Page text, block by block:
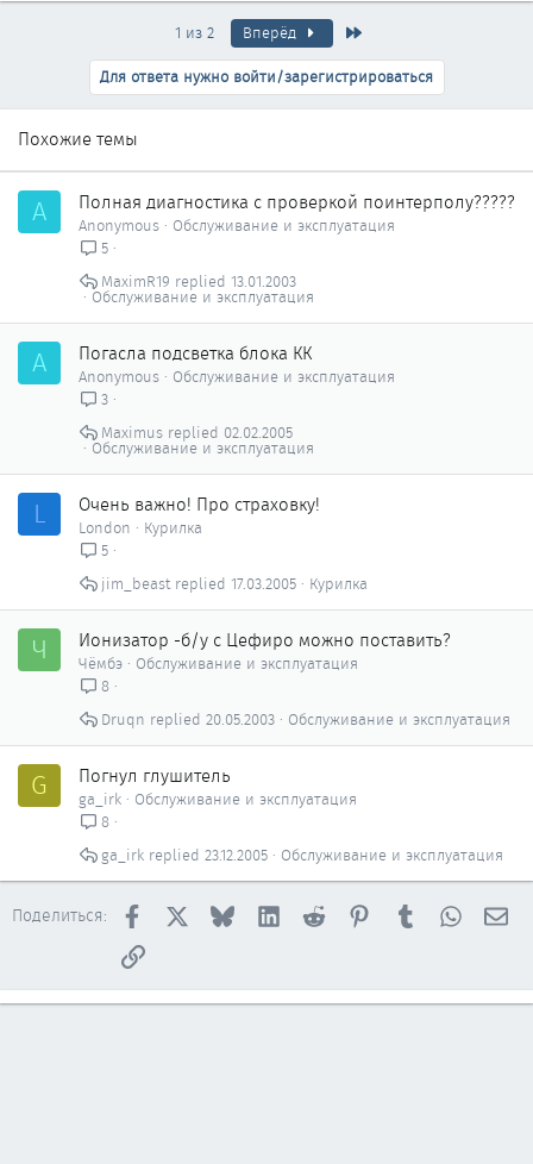
1 из 2 Вперёд
Для ответа нужно войти/зарегистрироваться
Похожие темы
A Полная диагностика с проверкой поинтерполу?????
Anonymous
Обслуживание и эксплуатация
5
Обслуживание и эксплуатация
13.01.2003
MaximR19
A Погасла подсветка блока КК
Anonymous
Обслуживание и эксплуатация
3
Обслуживание и эксплуатация
02.02.2005
Maximus
L Очень важно! Про страховку!
London
Курилка
5
Курилка
17.03.2005
jim_beast
Ч Ионизатор -б/у с Цефиро можно поставить?
Чёмбэ
Обслуживание и эксплуатация
8
Обслуживание и эксплуатация
20.05.2003
Druqn
G Погнул глушитель
ga_irk
Обслуживание и эксплуатация
8
Обслуживание и эксплуатация
23.12.2005
ga_irk
Поделиться: Facebook BlueskyLinkedInReddit PinterestTumblr
Ссылка